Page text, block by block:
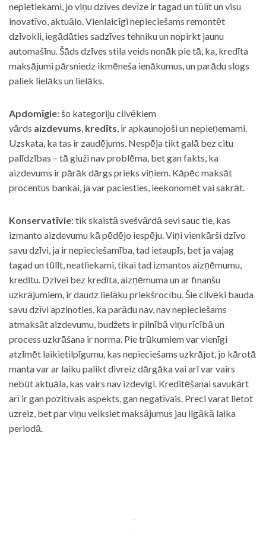
nepietiekami, jo viņu dzīves devīze ir tagad un tūlīt un visu
inovatīvo, aktuālo. Vienlaicīgi nepieciešams remontēt
dzīvokli, iegādāties sadzīves tehniku un nopirkt jaunu
automašīnu. Šāds dzīves stila veids nonāk pie tā, ka, kredīta
maksājumi pārsniedz ikmēneša ienākumus, un parādu slogs
paliek lielāks un lielāks.
Apdomīgie: šo kategoriju cilvēkiem
vārds aizdevums, kredīts, ir apkaunojoši un nepieņemami.
Uzskata, ka tas ir zaudējums. Nespēja tikt galā bez citu
palīdzības – tā gluži nav problēma, bet gan fakts, ka
aizdevums ir pārāk dārgs prieks viņiem. Kāpēc maksāt
procentus bankai, ja var paciesties, ieekonomēt vai sakrāt.
Konservatīvie: tik skaistā svešvārdā sevi sauc tie, kas
izmanto aizdevumu kā pēdējo iespēju. Viņi vienkārši dzīvo
savu dzīvi, ja ir nepieciešamība, tad ietaupīs, bet ja vajag
tagad un tūlīt, neatliekami, tikai tad izmantos aizņēmumu,
kredītu. Dzīvei bez kredīta, aizņēmuma un ar finanšu
uzkrājumiem, ir daudz lielāku priekšrocību. Šie cilvēki bauda
savu dzīvi apzinoties, ka parādu nav, nav nepieciešams
atmaksāt aizdevumu, budžets ir pilnībā viņu rīcībā un
process uzkrāšana ir norma. Pie trūkumiem var vienīgi
atzīmēt laikietilpīgumu, kas nepieciešams uzkrājot, jo kārotā
manta var ar laiku palikt divreiz dārgāka vai arī var vairs
nebūt aktuāla, kas vairs nav izdevīgi. Kreditēšanai savukārt
arī ir gan pozitīvais aspekts, gan negatīvais. Preci varat lietot
uzreiz, bet par viņu veiksiet maksājumus jau ilgākā laika
periodā.